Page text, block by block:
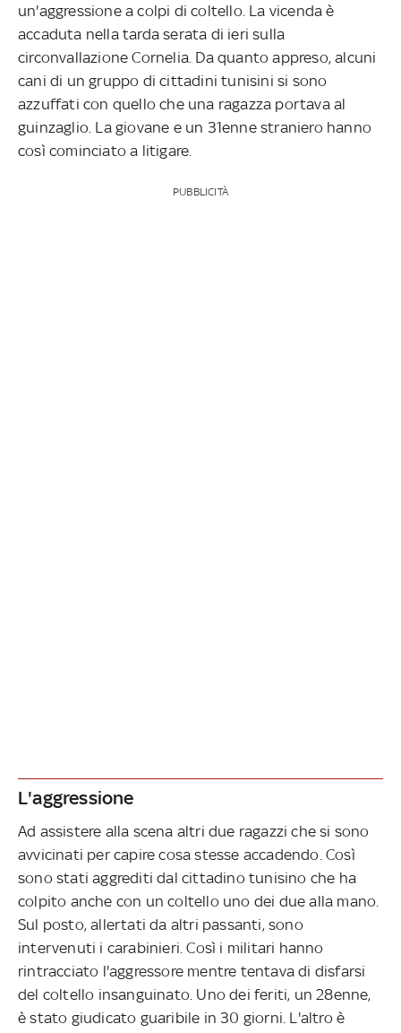
un'aggressione a colpi di coltello. La vicenda è
accaduta nella tarda serata di ieri sulla
circonvallazione Cornelia. Da quanto appreso, alcuni
cani di un gruppo di cittadini tunisini si sono
azzuffati con quello che una ragazza portava al
guinzaglio. La giovane e un 31enne straniero hanno
così cominciato a litigare.
PUBBLICITÀ
L'aggressione
Ad assistere alla scena altri due ragazzi che si sono
avvicinati per capire cosa stesse accadendo. Così
sono stati aggrediti dal cittadino tunisino che ha
colpito anche con un coltello uno dei due alla mano.
Sul posto, allertati da altri passanti, sono
intervenuti i carabinieri. Così i militari hanno
rintracciato l'aggressore mentre tentava di disfarsi
del coltello insanguinato. Uno dei feriti, un 28enne,
è stato giudicato guaribile in 30 giorni. L'altro è